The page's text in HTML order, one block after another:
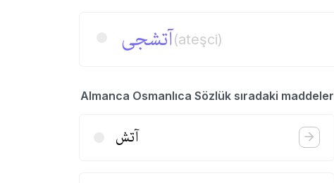
آتشجی(ateşci)
Almanca Osmanlıca Sözlük sıradaki maddeler
آتش